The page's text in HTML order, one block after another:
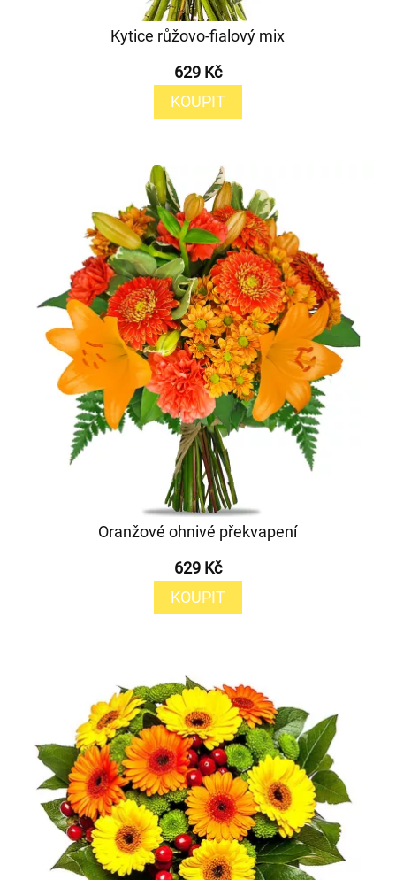
Kytice růžovo-fialový mix
629 Kč
KOUPIT
Oranžové ohnivé překvapení
629 Kč
KOUPIT